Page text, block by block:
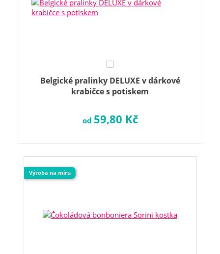
Belgické pralinky DELUXE v dárkové
krabičce s potiskem
od 59,80 Kč
Výroba na míru